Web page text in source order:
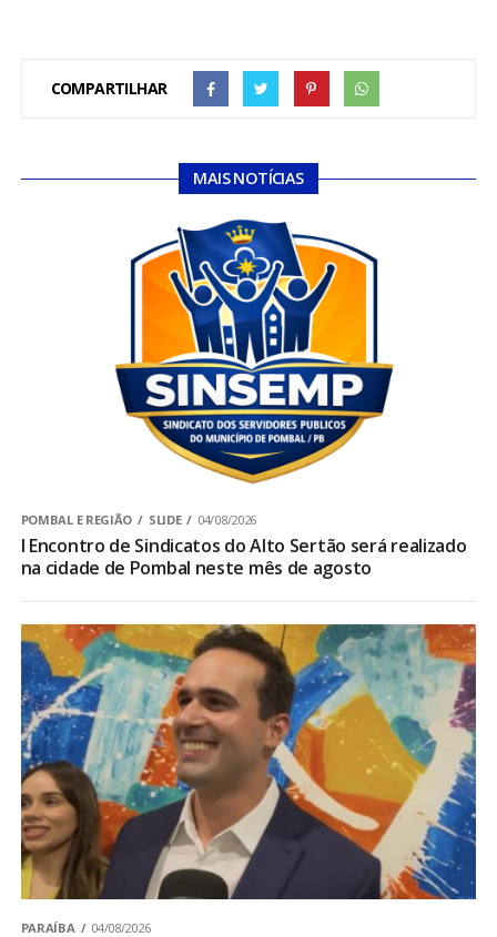
COMPARTILHAR
MAIS NOTÍCIAS
POMBAL E REGIÃO SLIDE 04/08/2026
I Encontro de Sindicatos do Alto Sertão será realizado
na cidade de Pombal neste mês de agosto
PARAÍBA 04/08/2026